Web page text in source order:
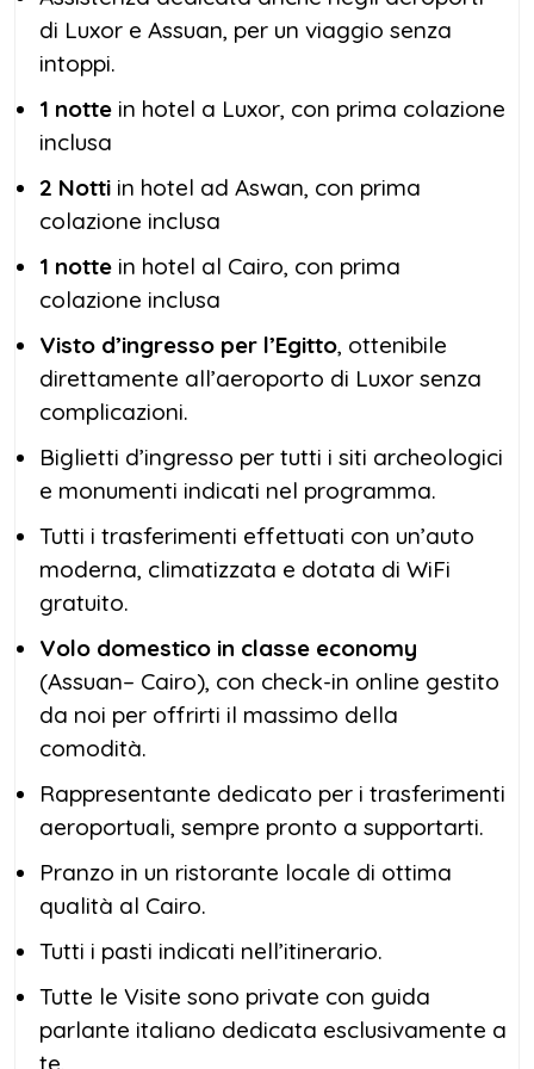
di Luxor e Assuan, per un viaggio senza
intoppi.
1 notte in hotel a Luxor, con prima colazione
inclusa
2 Notti in hotel ad Aswan, con prima
colazione inclusa
1 notte in hotel al Cairo, con prima
colazione inclusa
Visto d’ingresso per l’Egitto, ottenibile
direttamente all’aeroporto di Luxor senza
complicazioni.
Biglietti d’ingresso per tutti i siti archeologici
e monumenti indicati nel programma.
Tutti i trasferimenti effettuati con un’auto
moderna, climatizzata e dotata di WiFi
gratuito.
Volo domestico in classe economy
(Assuan– Cairo), con check-in online gestito
da noi per offrirti il massimo della
comodità.
Rappresentante dedicato per i trasferimenti
aeroportuali, sempre pronto a supportarti.
Pranzo in un ristorante locale di ottima
qualità al Cairo.
Tutti i pasti indicati nell’itinerario.
Tutte le Visite sono private con guida
parlante italiano dedicata esclusivamente a
te.